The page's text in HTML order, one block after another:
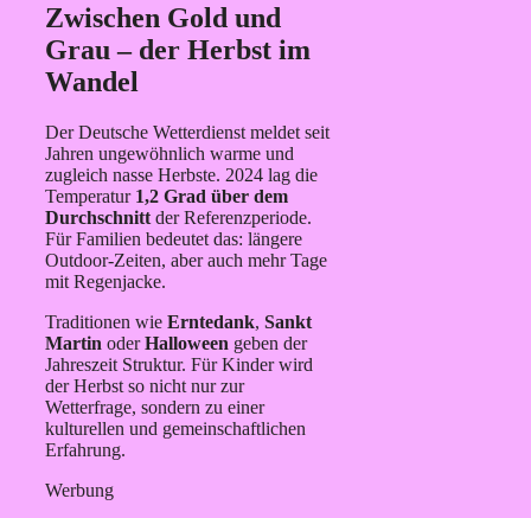
Zwischen Gold und
Grau – der Herbst im
Wandel
Der Deutsche Wetterdienst meldet seit
Jahren ungewöhnlich warme und
zugleich nasse Herbste. 2024 lag die
Temperatur 1,2 Grad über dem
Durchschnitt der Referenzperiode.
Für Familien bedeutet das: längere
Outdoor-Zeiten, aber auch mehr Tage
mit Regenjacke.
Traditionen wie Erntedank, Sankt
Martin oderHalloween geben der
Jahreszeit Struktur. Für Kinder wird
der Herbst so nicht nur zur
Wetterfrage, sondern zu einer
kulturellen und gemeinschaftlichen
Erfahrung.
Werbung